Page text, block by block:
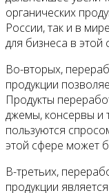
органических
России, так и в
для бизнеса в этой
Во-вторых,
продукции
Продукты
джемы, консервы и
пользуются
этой сфере может
В-третьих,
продукции